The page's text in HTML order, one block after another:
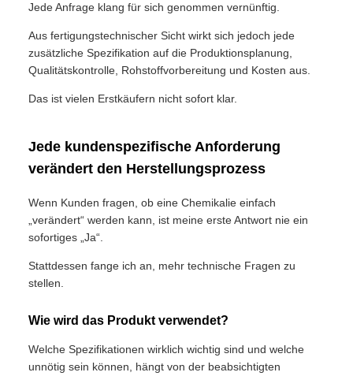
Jede Anfrage klang für sich genommen vernünftig.
Aus fertigungstechnischer Sicht wirkt sich jedoch jede
zusätzliche Spezifikation auf die Produktionsplanung,
Qualitätskontrolle, Rohstoffvorbereitung und Kosten aus.
Das ist vielen Erstkäufern nicht sofort klar.
Jede kundenspezifische Anforderung
verändert den Herstellungsprozess
Wenn Kunden fragen, ob eine Chemikalie einfach
„verändert“ werden kann, ist meine erste Antwort nie ein
sofortiges „Ja“.
Stattdessen fange ich an, mehr technische Fragen zu
stellen.
Wie wird das Produkt verwendet?
Welche Spezifikationen wirklich wichtig sind und welche
unnötig sein können, hängt von der beabsichtigten